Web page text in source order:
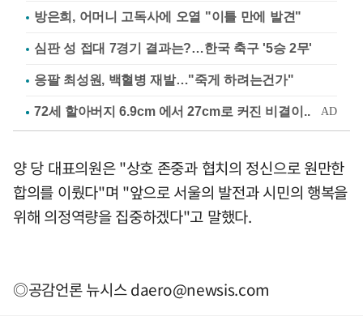
방은희, 어머니 고독사에 오열 "이틀 만에 발견"
심판 성 접대 7경기 결과는?…한국 축구 '5승 2무'
응팔 최성원, 백혈병 재발…"죽게 하려는건가"
양 당 대표의원은 "상호 존중과 협치의 정신으로 원만한
합의를 이뤘다"며 "앞으로 서울의 발전과 시민의 행복을
위해 의정역량을 집중하겠다"고 말했다.
◎공감언론 뉴시스daero@newsis.com